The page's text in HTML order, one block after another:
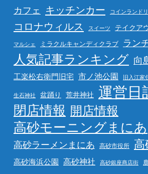
カフェ キッチンカー コインランド
コロナウィルス スイーツ テイクア
マルシェ ミラクルキャンディクラブ ラン
人気記事ランキング 向
工楽松右衛門旧宅 市ノ池公園 旧入江家
生石神社 盆踊り 荒井神社 運営日
閉店情報 開店情報
高砂モーニングまにあ
高砂ラーメンまにあ 高砂市役所 高
高砂海浜公園 高砂神社 高砂銀座商店街